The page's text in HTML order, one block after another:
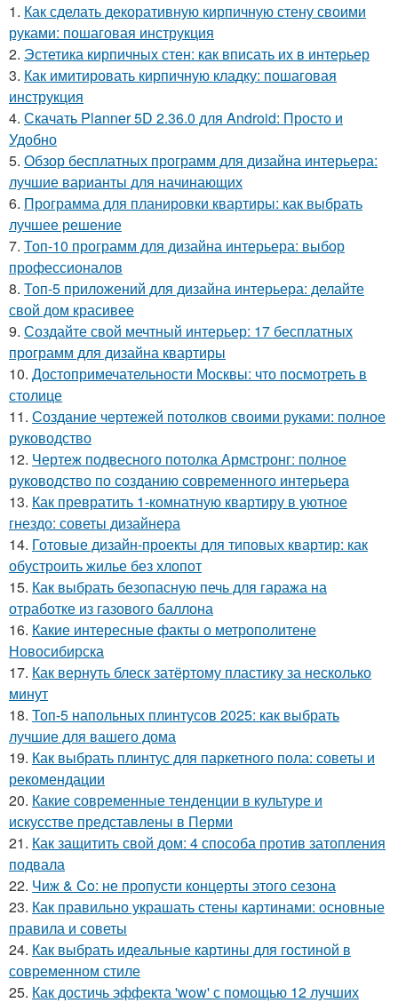
1. Как сделать декоративную кирпичную стену своими
руками: пошаговая инструкция
2. Эстетика кирпичных стен: как вписать их в интерьер
3. Как имитировать кирпичную кладку: пошаговая
инструкция
4. Скачать Planner 5D 2.36.0 для Android: Просто и
Удобно
5. Обзор бесплатных программ для дизайна интерьера:
лучшие варианты для начинающих
6. Программа для планировки квартиры: как выбрать
лучшее решение
7. Топ-10 программ для дизайна интерьера: выбор
профессионалов
8. Топ-5 приложений для дизайна интерьера: делайте
свой дом красивее
9. Создайте свой мечтный интерьер: 17 бесплатных
программ для дизайна квартиры
10. Достопримечательности Москвы: что посмотреть в
столице
11. Создание чертежей потолков своими руками: полное
руководство
12. Чертеж подвесного потолка Армстронг: полное
руководство по созданию современного интерьера
13. Как превратить 1-комнатную квартиру в уютное
гнездо: советы дизайнера
14. Готовые дизайн-проекты для типовых квартир: как
обустроить жилье без хлопот
15. Как выбрать безопасную печь для гаража на
отработке из газового баллона
16. Какие интересные факты о метрополитене
Новосибирска
17. Как вернуть блеск затёртому пластику за несколько
минут
18. Топ-5 напольных плинтусов 2025: как выбрать
лучшие для вашего дома
19. Как выбрать плинтус для паркетного пола: советы и
рекомендации
20. Какие современные тенденции в культуре и
искусстве представлены в Перми
21. Как защитить свой дом: 4 способа против затопления
подвала
22. Чиж & Co: не пропусти концерты этого сезона
23. Как правильно украшать стены картинами: основные
правила и советы
24. Как выбрать идеальные картины для гостиной в
современном стиле
25. Как достичь эффекта 'wow' с помощью 12 лучших